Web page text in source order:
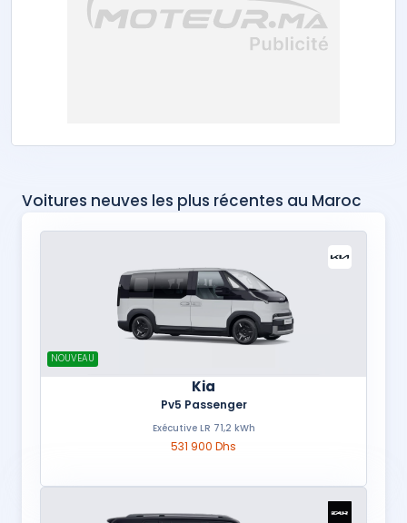
Voitures neuves les plus récentes au Maroc
NOUVEAU
Kia
Pv5 Passenger
Exécutive LR 71,2 kWh
531 900 Dhs